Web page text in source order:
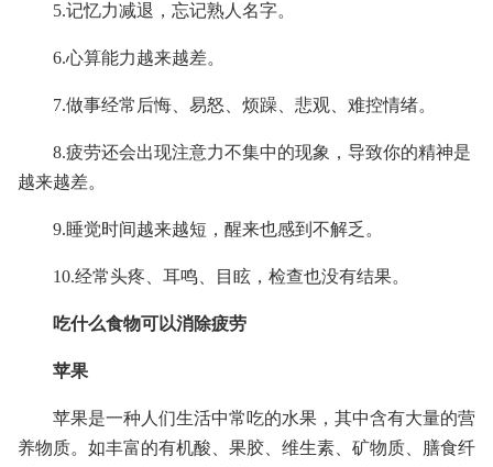
5.记忆力减退，忘记熟人名字。
6.心算能力越来越差。
7.做事经常后悔、易怒、烦躁、悲观、难控情绪。
8.疲劳还会出现注意力不集中的现象，导致你的精神是
越来越差。
9.睡觉时间越来越短，醒来也感到不解乏。
10.经常头疼、耳鸣、目眩，检查也没有结果。
吃什么食物可以消除疲劳
苹果
苹果是一种人们生活中常吃的水果，其中含有大量的营
养物质。如丰富的有机酸、果胶、维生素、矿物质、膳食纤